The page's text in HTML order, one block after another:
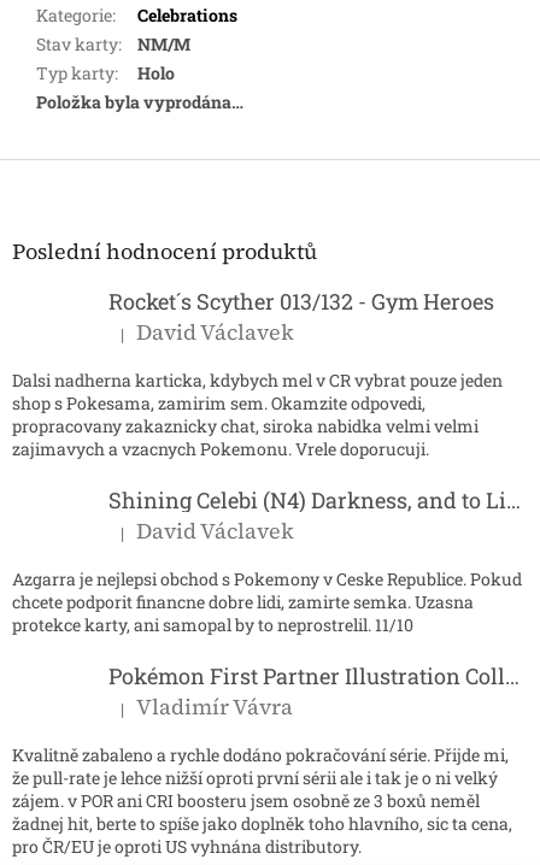
Kategorie:
Celebrations
Stav karty:
NM/M
Typ karty:
Holo
Položka byla vyprodána…
Z
Poslední hodnocení produktů
Rocket´s Scyther 013/132 - Gym Heroes
Hodnocení produktu je 5 z 5 hvězdiček.
| David Václavek
Dalsi nadherna karticka, kdybych mel v CR vybrat pouze jeden
shop s Pokesama, zamirim sem. Okamzite odpovedi,
propracovany zakaznicky chat, siroka nabidka velmi velmi
zajimavych a vzacnych Pokemonu. Vrele doporucuji.
Shining Celebi (N4) Darkness, and to Light...
Hodnocení produktu je 5 z 5 hvězdiček.
| David Václavek
Azgarra je nejlepsi obchod s Pokemony v Ceske Republice. Pokud
chcete podporit financne dobre lidi, zamirte semka. Uzasna
protekce karty, ani samopal by to neprostrelil. 11/10
Pokémon First Partner Illustration Collection - Series 2
Hodnocení produktu je 5 z 5 hvězdiček.
| Vladimír Vávra
Kvalitně zabaleno a rychle dodáno pokračování série. Přijde mi,
že pull-rate je lehce nižší oproti první sérii ale i tak je o ni velký
zájem. v POR ani CRI boosteru jsem osobně ze 3 boxů neměl
žadnej hit, berte to spíše jako doplněk toho hlavního, sic ta cena,
pro ČR/EU je oproti US vyhnána distributory.